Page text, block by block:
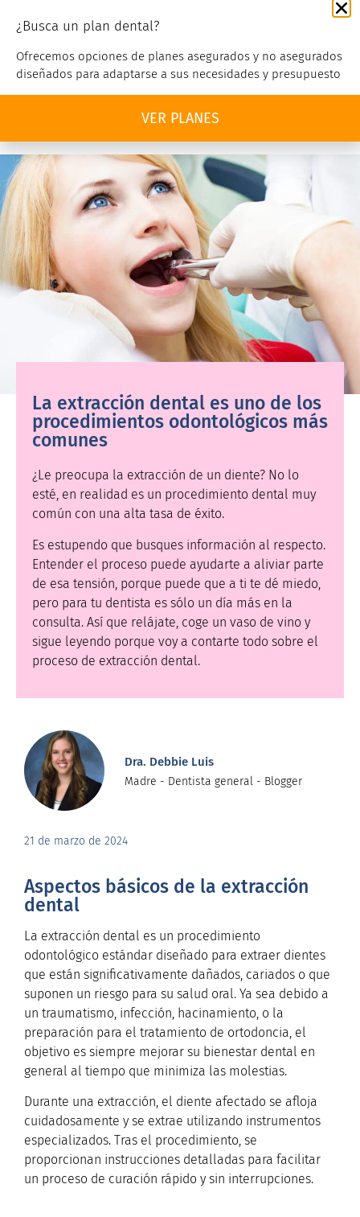
Servicio al cliente
NO SE SOMETA A UNA EXTRACCIÓN
DENTAL ANTES DE LEER ESTO
La extracción dental es uno de los
procedimientos odontológicos más
comunes
¿Le preocupa la extracción de un diente? No lo
esté, en realidad es un procedimiento dental muy
común con una alta tasa de éxito.
Es estupendo que busques información al respecto.
Entender el proceso puede ayudarte a aliviar parte
de esa tensión, porque puede que a ti te dé miedo,
pero para tu dentista es sólo un día más en la
consulta. Así que relájate, coge un vaso de vino y
sigue leyendo porque voy a contarte todo sobre el
proceso de extracción dental.
Dra. Debbie Luis
Madre - Dentista general - Blogger
21 de marzo de 2024
Aspectos básicos de la extracción
dental
La extracción dental es un procedimiento
odontológico estándar diseñado para extraer dientes
que están significativamente dañados, cariados o que
suponen un riesgo para su salud oral. Ya sea debido a
un traumatismo, infección, hacinamiento, o la
preparación para el tratamiento de ortodoncia, el
objetivo es siempre mejorar su bienestar dental en
general al tiempo que minimiza las molestias.
Durante una extracción, el diente afectado se afloja
cuidadosamente y se extrae utilizando instrumentos
especializados. Tras el procedimiento, se
proporcionan instrucciones detalladas para facilitar
un proceso de curación rápido y sin interrupciones.
¿Busca un plan dental?
Ofrecemos opciones de planes asegurados y no asegurados
diseñados para adaptarse a sus necesidades y presupuesto
VER PLANES